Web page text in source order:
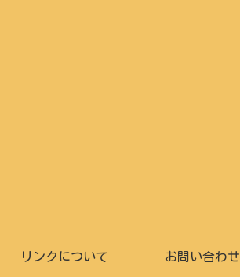
リンクについて お問い合わせ